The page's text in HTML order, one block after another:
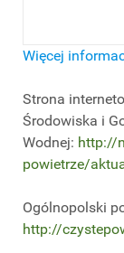
Więcej
Strona
Środowiska i
Wodnej: http://
powietrze/
Ogólnopolski
http://